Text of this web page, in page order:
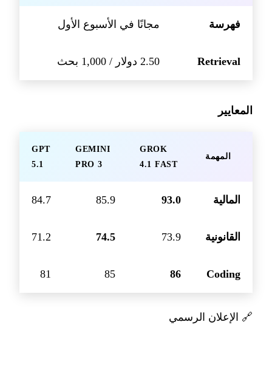
فهرسة مجانًا في الأسبوع الأول
Retrieval 2.50 دولار / 1,000 بحث
المعايير
المهمة
GROK
4.1 FAST
GEMINI
PRO 3
GPT
5.1
المالية 93.0
85.9
84.7
القانونية 73.9
74.5
71.2
Coding
86
85
81
🔗 الإعلان الرسمي